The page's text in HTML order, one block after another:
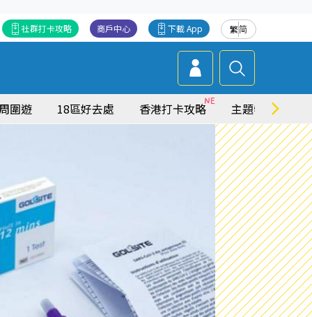
繁简
下載 App
商戶中心
社群打卡攻略
圍遊 18區好去處 香港打卡攻略 主題特集